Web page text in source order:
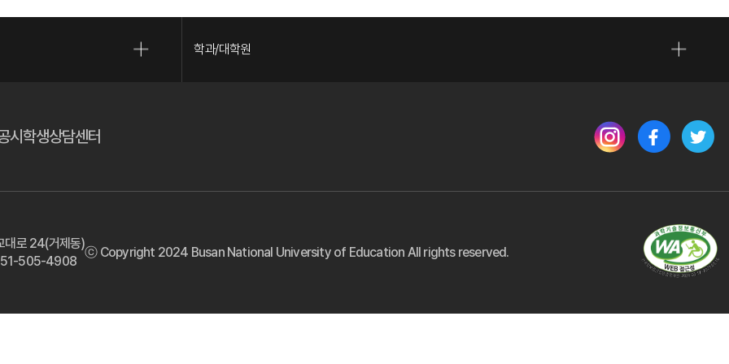
학과/대학원
시(새 창 열림)
학생상담센터 (새 창 열림)(새 창 열림)(새 창
대로 24(거제동)
505-4908
ⓒ Copyright 2024 Busan National University of Education All rights reserved. (새 창 열